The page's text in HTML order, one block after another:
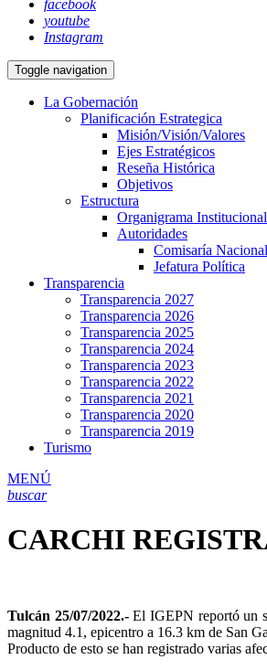
facebook
youtube
Instagram
Toggle navigation
La Gobernación
Planificación Estrategica
Misión/Visión/Valores
Ejes Estratégicos
Reseña Histórica
Objetivos
Estructura
Organigrama Institucional
Autoridades
Comisaría Nacional
Jefatura Política
Transparencia
Transparencia 2027
Transparencia 2026
Transparencia 2025
Transparencia 2024
Transparencia 2023
Transparencia 2022
Transparencia 2021
Transparencia 2020
Transparencia 2019
Turismo
MENÚ
buscar
CARCHI
Tulcán 25/07/2022.-El IGEPN reportó un
magnitud 4.1, epicentro a 16.3 km de San
Producto de esto se han registrado varias